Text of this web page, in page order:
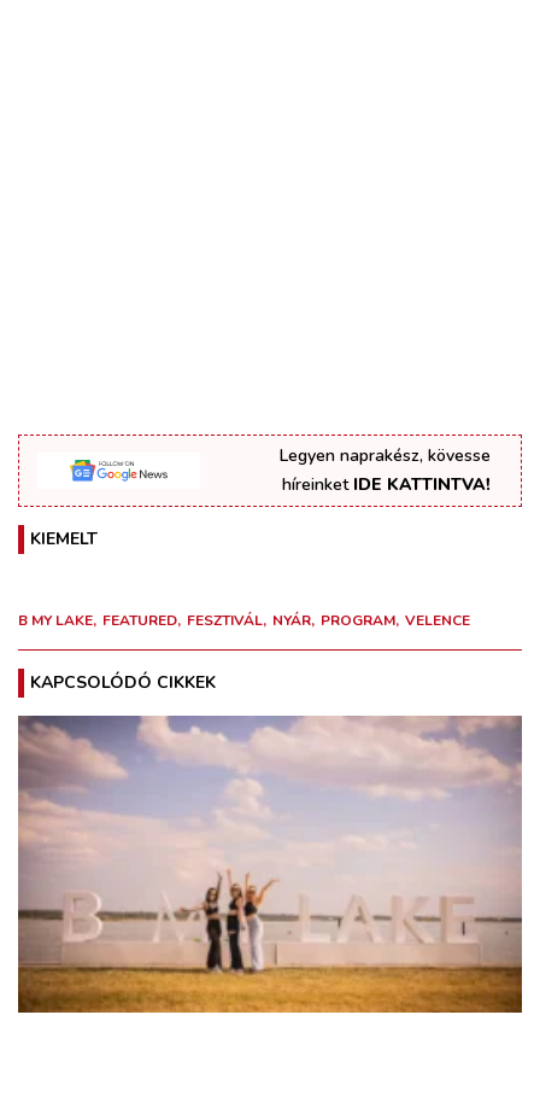
Legyen naprakész, kövesse
híreinket IDE KATTINTVA!
KIEMELT
B MY LAKE FEATURED FESZTIVÁL NYÁR PROGRAM VELENCE
KAPCSOLÓDÓ CIKKEK